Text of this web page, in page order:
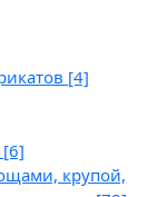
[4]
[6]
крупой,